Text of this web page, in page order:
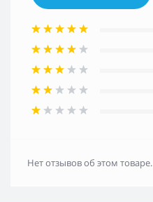
Нет отзывов об этом товаре.